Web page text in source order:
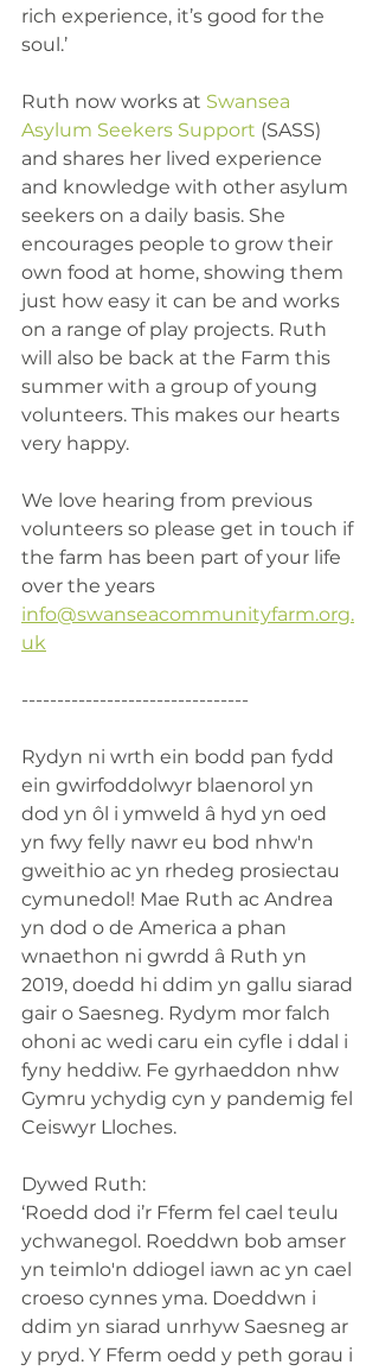
rich experience, it’s good for the
soul.’
Ruth now works at Swansea
Asylum Seekers Support (SASS)
and shares her lived experience
and knowledge with other asylum
seekers on a daily basis. She
encourages people to grow their
own food at home, showing them
just how easy it can be and works
on a range of play projects. Ruth
will also be back at the Farm this
summer with a group of young
volunteers. This makes our hearts
very happy.
We love hearing from previous
volunteers so please get in touch if
the farm has been part of your life
over the years
info@swanseacommunityfarm.org.
uk
--------------------------------
Rydyn ni wrth ein bodd pan fydd
ein gwirfoddolwyr blaenorol yn
dod yn ôl i ymweld â hyd yn oed
yn fwy felly nawr eu bod nhw'n
gweithio ac yn rhedeg prosiectau
cymunedol! Mae Ruth ac Andrea
yn dod o de America a phan
wnaethon ni gwrdd â Ruth yn
2019, doedd hi ddim yn gallu siarad
gair o Saesneg. Rydym mor falch
ohoni ac wedi caru ein cyfle i ddal i
fyny heddiw. Fe gyrhaeddon nhw
Gymru ychydig cyn y pandemig fel
Ceiswyr Lloches.
Dywed Ruth:
‘Roedd dod i’r Fferm fel cael teulu
ychwanegol. Roeddwn bob amser
yn teimlo'n ddiogel iawn ac yn cael
croeso cynnes yma. Doeddwn i
ddim yn siarad unrhyw Saesneg ar
y pryd. Y Fferm oedd y peth gorau i